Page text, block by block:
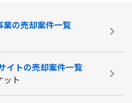
業の売却案件一覧
イトの売却案件一覧
ット